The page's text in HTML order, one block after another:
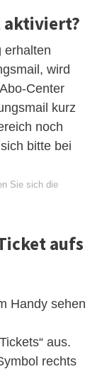
aktiviert?
erhalten
wird
Center
kurz
noch
bitte bei
Sie sich die
aufs
Handy sehen
aus.
rechts